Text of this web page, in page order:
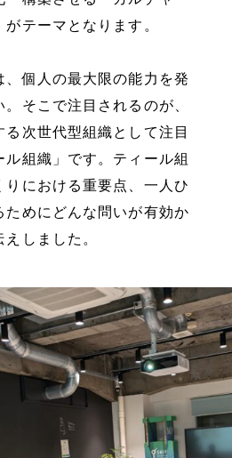
テーマとなります。
、個人の最大限の能力を発
そこで注目されるのが、
次世代型組織として注目
ル組織」です。ティール組
における重要点、一人ひ
ためにどんな問いが有効か
しました。